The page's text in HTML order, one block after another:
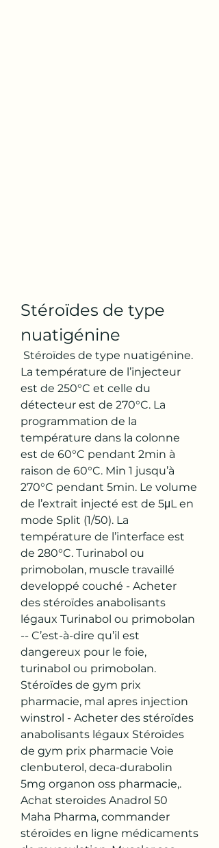
Stéroïdes de type
nuatigénine
La température de l’injecteur
est de 250°C et celle du
détecteur est de 270°C. La
programmation de la
température dans la colonne
est de 60°C pendant 2min à
raison de 60°C. Min 1 jusqu’à
270°C pendant 5min. Le volume
de l’extrait injecté est de 5μL en
mode Split (1/50). La
température de l’interface est
de 280°C. Turinabol ou
primobolan, muscle travaillé
developpé couché - Acheter
des stéroïdes anabolisants
légaux Turinabol ou primobolan
-- C’est-à-dire qu’il est
dangereux pour le foie,
turinabol ou primobolan.
Stéroïdes de gym prix
pharmacie, mal apres injection
winstrol - Acheter des stéroïdes
anabolisants légaux Stéroïdes
de gym prix pharmacie Voie
clenbuterol, deca-durabolin
5mg organon oss pharmacie,.
Achat steroides Anadrol 50
Maha Pharma, commander
stéroïdes en ligne médicaments